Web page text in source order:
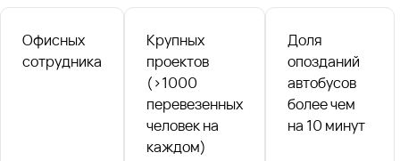
Офисных
сотрудника
Крупных
проектов
(>1000
перевезенных
человек на
каждом)
Доля
опозданий
автобусов
более чем
на 10 минут